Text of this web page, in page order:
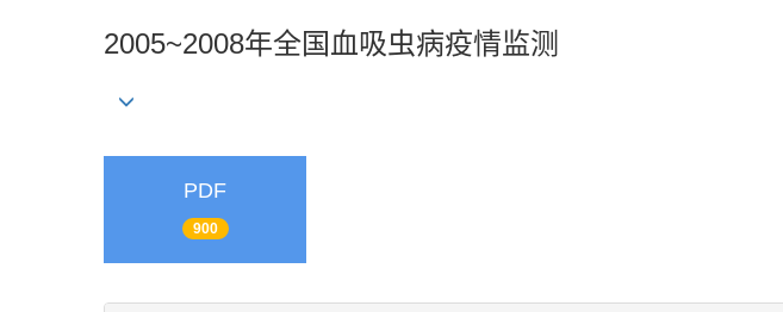
2005~2008年全国血吸虫病疫情监测
PDF
900